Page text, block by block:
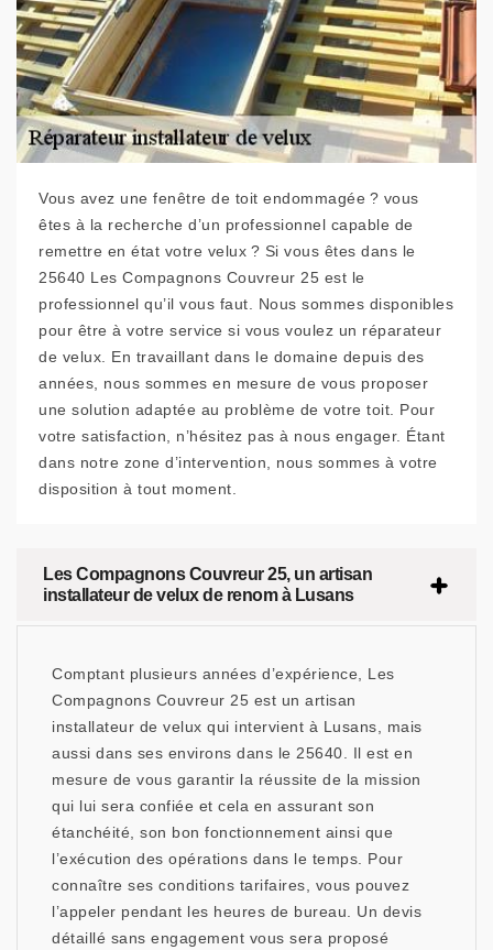
Vous avez une fenêtre de toit endommagée ? vous
êtes à la recherche d’un professionnel capable de
remettre en état votre velux ? Si vous êtes dans le
25640 Les Compagnons Couvreur 25 est le
professionnel qu’il vous faut. Nous sommes disponibles
pour être à votre service si vous voulez un réparateur
de velux. En travaillant dans le domaine depuis des
années, nous sommes en mesure de vous proposer
une solution adaptée au problème de votre toit. Pour
votre satisfaction, n’hésitez pas à nous engager. Étant
dans notre zone d’intervention, nous sommes à votre
disposition à tout moment.
Les Compagnons Couvreur 25, un artisan
installateur de velux de renom à Lusans
Comptant plusieurs années d’expérience, Les
Compagnons Couvreur 25 est un artisan
installateur de velux qui intervient à Lusans, mais
aussi dans ses environs dans le 25640. Il est en
mesure de vous garantir la réussite de la mission
qui lui sera confiée et cela en assurant son
étanchéité, son bon fonctionnement ainsi que
l’exécution des opérations dans le temps. Pour
connaître ses conditions tarifaires, vous pouvez
l’appeler pendant les heures de bureau. Un devis
détaillé sans engagement vous sera proposé